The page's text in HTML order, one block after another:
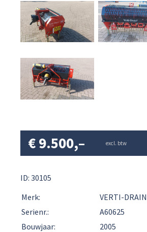
€9.500,– excl. btw
ID: 30105
Merk:
VERTI-DRAIN
Serienr.:
A60625
Bouwjaar:
2005